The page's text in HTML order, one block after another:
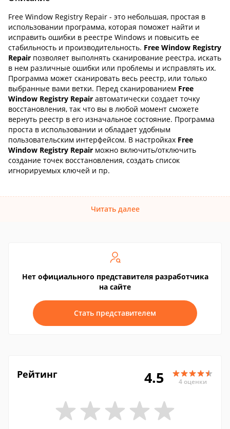
Free Window Registry Repair - это небольшая, простая в
использовании программа, которая поможет найти и
исправить ошибки в реестре Windows и повысить ее
стабильность и производительность. Free Window Registry
Repair позволяет выполнять сканирование реестра, искать
в нем различные ошибки или проблемы и исправлять их.
Программа может сканировать весь реестр, или только
выбранные вами ветки. Перед сканированием Free
Window Registry Repair автоматически создает точку
восстановления, так что вы в любой момент сможете
вернуть реестр в его изначальное состояние. Программа
проста в использовании и обладает удобным
пользовательским интерфейсом. В настройках Free
Window Registry Repair можно включить/отключить
создание точек восстановления, создать список
игнорируемых ключей и пр.
Читать далее
Нет официального представителя разработчика
на сайте
Стать представителем
Рейтинг 4.5 4 оценки